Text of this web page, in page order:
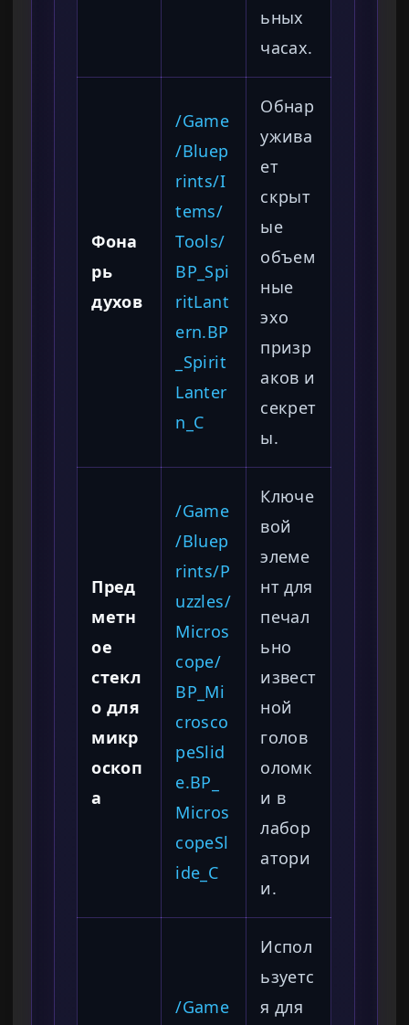
ьных
часах.
Фона
рь
духов
/Game
/Bluep
rints/I
tems/
Tools/
BP_Spi
ritLant
ern.BP
_Spirit
Lanter
n_C
Обнар
ужива
ет
скрыт
ые
объем
ные
эхо
призр
аков и
секрет
ы.
Пред
метн
ое
стекл
о для
микр
оскоп
а
/Game
/Bluep
rints/P
uzzles/
Micros
cope/
BP_Mi
crosco
peSlid
e.BP_
Micros
copeSl
ide_C
Ключе
вой
элеме
нт для
печал
ьно
извест
ной
голов
оломк
и в
лабор
атори
и.
/Game
Испол
ьзуетс
я для